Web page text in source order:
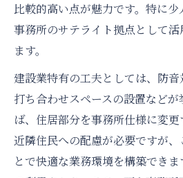
比較的高い点が魅力です。特に
事務所のサテライト拠点として
ます。
建設業特有の工夫としては、防
打ち合わせスペースの設置など
ば、住居部分を事務所仕様に変
近隣住民への配慮が必要ですが
とで快適な業務環境を構築でき